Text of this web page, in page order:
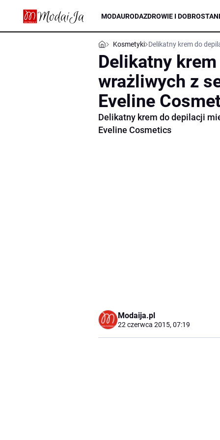
MODAURODAZDROWIE I DOBROSTAN
Kosmetyki Delikatny krem do
Delikatny
wrażliwych z
Eveline
Delikatny krem do depilacji
Eveline Cosmetics
Modaija.pl
22 czerwca 2015, 07:19